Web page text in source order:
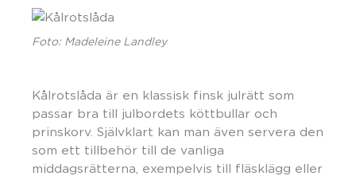
Foto: Madeleine Landley
Kålrotslåda är en klassisk finsk julrätt som
passar bra till julbordets köttbullar och
prinskorv. Självklart kan man även servera den
som ett tillbehör till de vanliga
middagsrätterna, exempelvis till fläsklägg eller